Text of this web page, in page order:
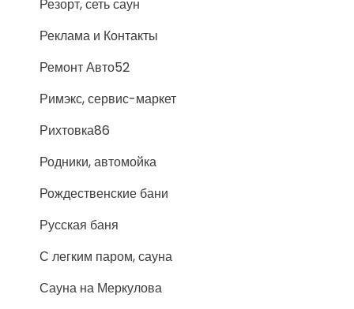
Резорт, сеть саун
Реклама и Контакты
Ремонт Авто52
Римэкс, сервис-маркет
Рихтовка86
Родники, автомойка
Рождественские бани
Русская баня
С легким паром, сауна
Сауна на Меркулова